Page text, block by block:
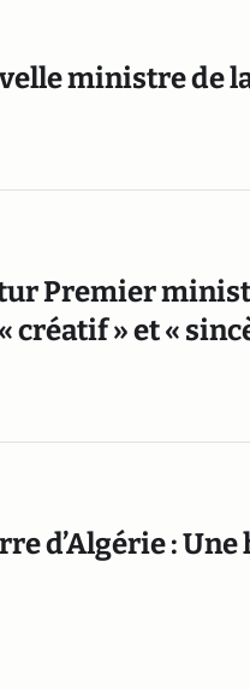
ministre de
Premier
créatif » et «
d’Algérie :